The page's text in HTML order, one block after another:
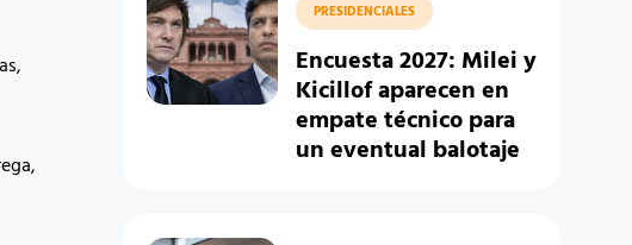
PRESIDENCIALES
Encuesta 2027: Milei y
Kicillof aparecen en
empate técnico para
un eventual balotaje